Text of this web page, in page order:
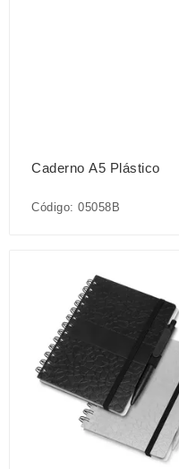
Caderno A5 Plástico
Código: 05058B